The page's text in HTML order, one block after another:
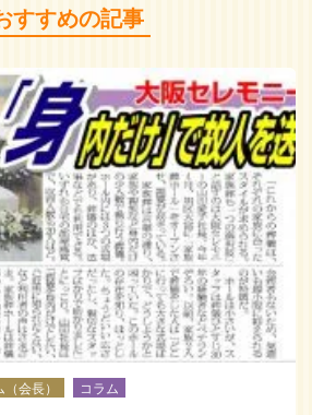
すすめの記事
会長） コラム